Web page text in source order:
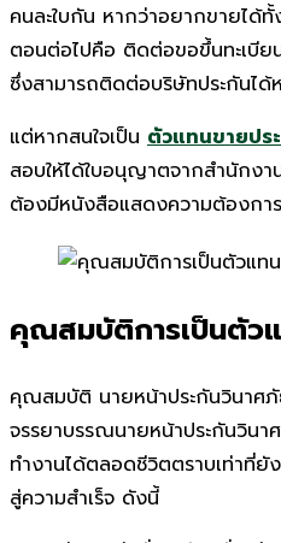
คนละใบกัน หากว่าอยากขายได้
ตอนต่อไปคือ ติดต่อขอขึ้นทะเบีย
ซึ่งสามารถติดต่อบริษัทประกันได้
แต่หากสนใจเป็น ตัวแทนขายปร
สอบให้ได้ใบอนุญาตจากสำนักง
ต้องมีหนังสือแสดงความต้องกา
คุณสมบัติการเป็นตั
คุณสมบัติ นายหน้าประกันวินาศ
จรรยาบรรณนายหน้าประกันวิน
ทำงานได้ตลอดชีวิตตราบเท่าที่
สู่ความสำเร็จ ดังนี้